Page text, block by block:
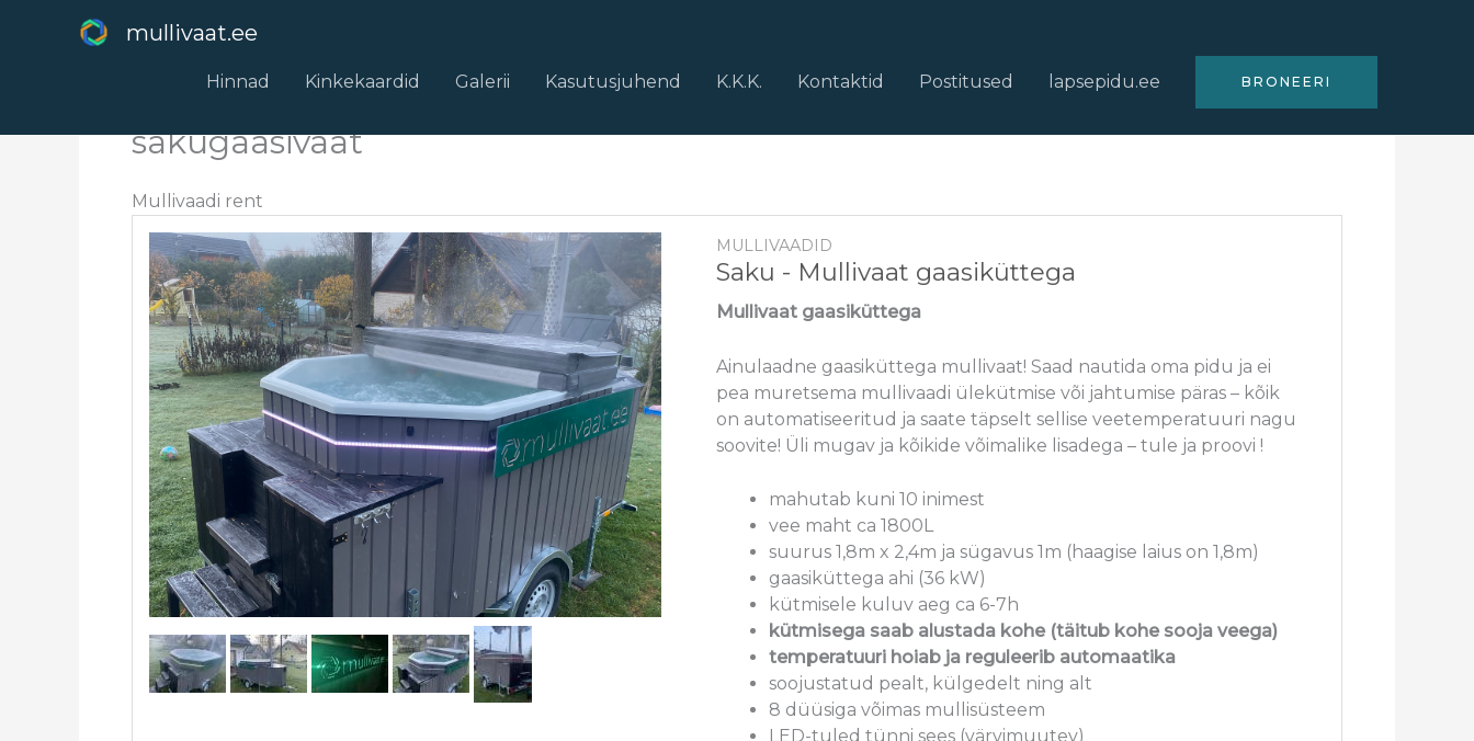
mullivaat.ee
Hinnad Kinkekaardid Galerii Kasutusjuhend K.K.K. Kontaktid Postitused lapsepidu.ee BRONEERI
sakugaasivaat
Mullivaadi rent
MULLIVAADID
Saku - Mullivaat gaasiküttega
Mullivaat gaasiküttega
Ainulaadne gaasiküttega mullivaat! Saad nautida oma pidu ja ei
pea muretsema mullivaadi ülekütmise või jahtumise päras – kõik
on automatiseeritud ja saate täpselt sellise veetemperatuuri nagu
soovite! Üli mugav ja kõikide võimalike lisadega – tule ja proovi !
mahutab kuni 10 inimest
vee maht ca 1800L
suurus 1,8m x 2,4m ja sügavus 1m (haagise laius on 1,8m)
gaasiküttega ahi (36 kW)
kütmisele kuluv aeg ca 6-7h
kütmisega saab alustada kohe (täitub kohe sooja veega)
temperatuuri hoiab ja reguleerib automaatika
soojustatud pealt, külgedelt ning alt
8 düüsiga võimas mullisüsteem
LED-tuled tünni sees (värvimuutev)